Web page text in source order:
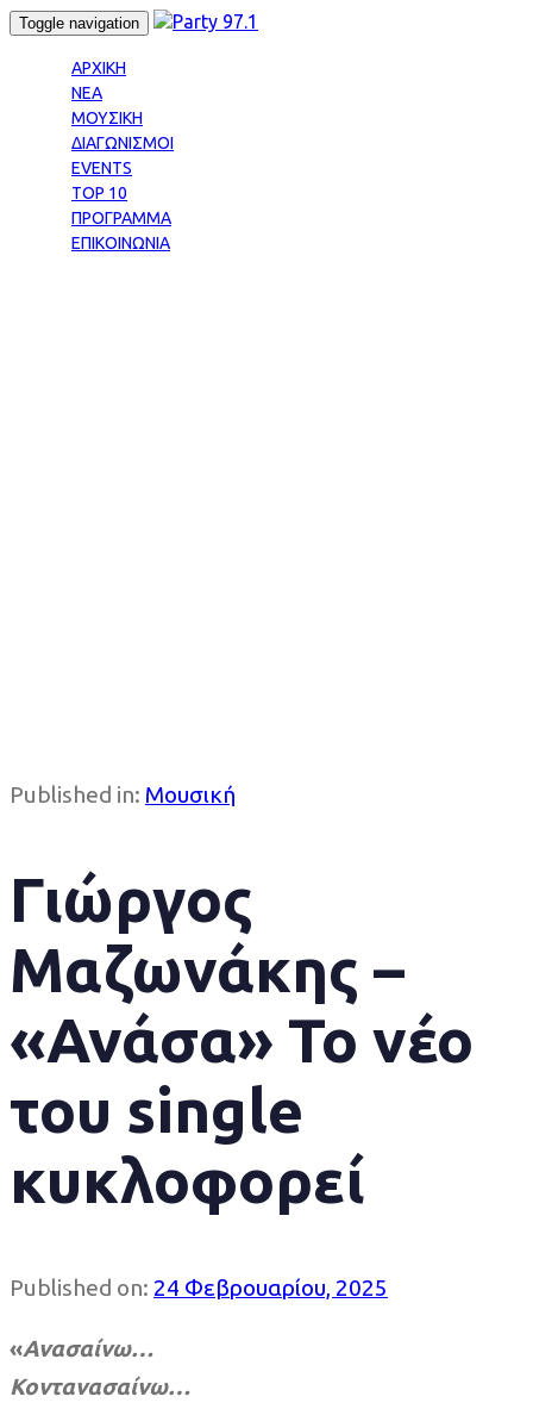
Skip
Skip
primary
navigation
content
Toggle navigation
ΑΡΧΙΚΗ
ΝΕΑ
ΜΟΥΣΙΚΗ
ΔΙΑΓΩΝΙΣΜΟΙ
EVENTS
TOP 10
ΠΡΟΓΡΑΜΜΑ
ΕΠΙΚΟΙΝΩΝΙΑ
Published in: Μουσική
Γιώργος
Μαζωνάκης –
«Ανάσα» Το νέο
του single
κυκλοφορεί
Published on: 24 Φεβρουαρίου, 2025
«Ανασαίνω…
Κοντανασαίνω…